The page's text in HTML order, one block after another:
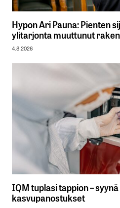
Hypon Ari Pauna: Pienten
ylitarjonta muuttunut
4.8.2026
IQM tuplasi tappion –
kasvupanostukset